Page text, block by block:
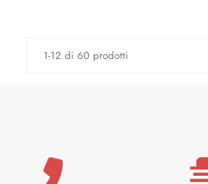
1-12 di 60 prodotti